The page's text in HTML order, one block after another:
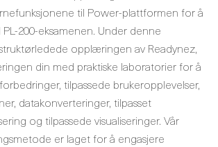
til Power-plattformen for å
200-eksamenen. Under denne
opplæringen av Readynez,
din med praktiske laboratorier for å
tilpassede brukeropplevelser,
datakonverteringer, tilpasset
og tilpassede visualiseringer. Vår
er laget for å engasjere